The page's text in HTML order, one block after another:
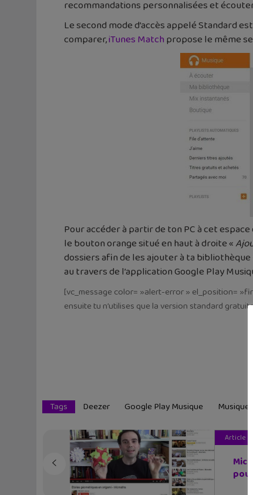
recommandations personnalisées et
Le second mode d’accès appelé Standard
comparer,iTunes Matchpropose le même
Pour accéder à partir de ton PC à cet
le bouton orange situé en haut à droite «
dossiers afin de les ajouter à ta
au travers de l’application Google Play
[vc_message color= »alert-error » el_position=
ensuite tu n’utilises que la version standard
Tags Deezer Google Play Musique Musique
Article
pour